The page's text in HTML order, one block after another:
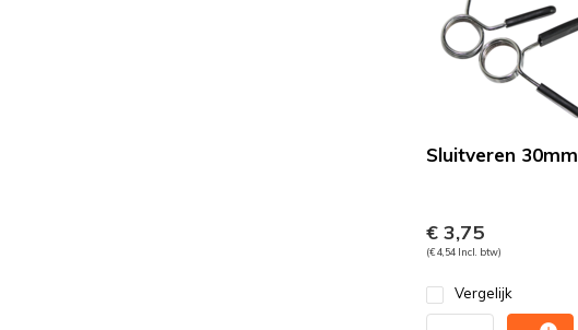
Sluitveren 30mm
€ 3,75
(€ 4,54 Incl. btw)
Vergelijk